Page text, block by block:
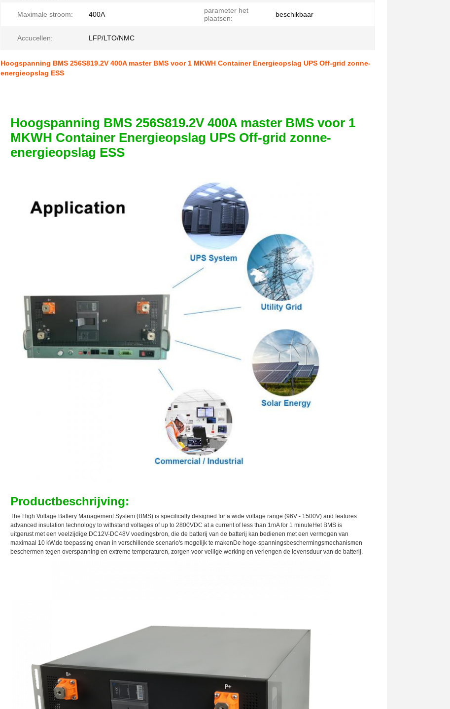
Maximale stroom: 400A
parameter het
plaatsen:
beschikbaar
Accucellen: LFP/LTO/NMC
Hoogspanning BMS 256S819.2V 400A master BMS voor 1 MKWH Container Energieopslag UPS Off-grid zonne-
energieopslag ESS
Hoogspanning BMS 256S819.2V 400A master BMS voor 1
MKWH Container Energieopslag UPS Off-grid zonne-
energieopslag ESS
Productbeschrijving:
The High Voltage Battery Management System (BMS) is specifically designed for a wide voltage range (96V - 1500V) and features
advanced insulation technology to withstand voltages of up to 2800VDC at a current of less than 1mA for 1 minuteHet BMS is
uitgerust met een veelzijdige DC12V-DC48V voedingsbron, die de batterij van de batterij kan bedienen met een vermogen van
maximaal 10 kW.de toepassing ervan in verschillende scenario's mogelijk te makenDe hoge-spanningsbeschermingsmechanismen
beschermen tegen overspanning en extreme temperaturen, zorgen voor veilige werking en verlengen de levensduur van de batterij.